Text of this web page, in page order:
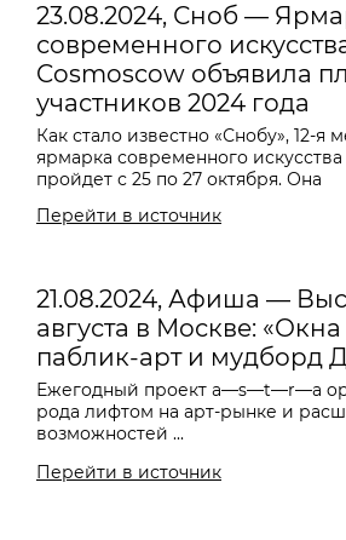
23.08.2024, Сноб —
современного
Cosmoscow объявила
участников 2024 года
Как стало известно «Снобу», 12-я
ярмарка современного
пройдет с 25 по 27 октября. Она
Перейти в источник
21.08.2024, Афиша —
августа в Москве:
паблик-арт и мудборд
Ежегодный проект a—s—t—r—a o
рода лифтом на арт-рынке и
возможностей ...
Перейти в источник